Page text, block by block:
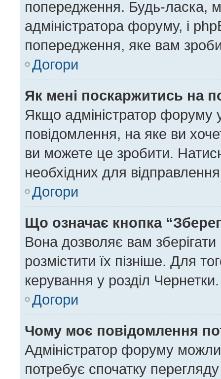
попередження. Будь-ласка,
адміністратора форуму, і
попередження, яке вам
Догори
Як мені поскаржитись на
Якщо адміністратор форуму
повідомлення, на яке ви
ви можете це зробити.
необхідних для
Догори
Що означає кнопка
Вона дозволяє вам
розмістити їх пізніше. Для
керування у розділ Чернетки.
Догори
Чому моє повідомлення
Адміністратор форуму
потребує спочатку